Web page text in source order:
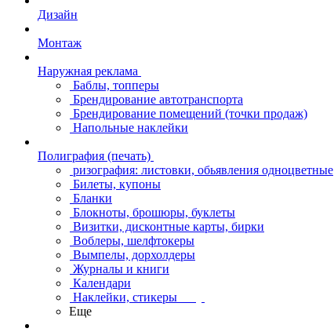
Дизайн
Монтаж
Наружная реклама
Баблы, топперы
Брендирование автотранспорта
Брендирование помещений (точки продаж)
Напольные наклейки
Полиграфия (печать)
ризография: листовки, обьявления одноцветные
Билеты, купоны
Бланки
Блокноты, брошюры, буклеты
Визитки, дисконтные карты, бирки
Воблеры, шелфтокеры
Вымпелы, дорхолдеры
Журналы и книги
Календари
Наклейки, стикеры
Еще